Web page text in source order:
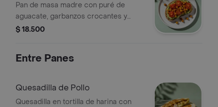
Pan de masa madre con puré de
aguacate, garbanzos crocantes y
tomates cherry.
$ 18.500
Entre Panes
Quesadilla de Pollo
Quesadilla en tortilla de harina con